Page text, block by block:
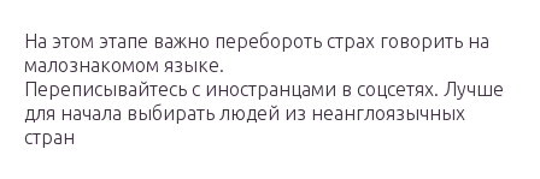
На этом этапе важно перебороть страх говорить на
малознакомом языке.
Переписывайтесь с иностранцами в соцсетях. Лучше
для начала выбирать людей из неанглоязычных
стран